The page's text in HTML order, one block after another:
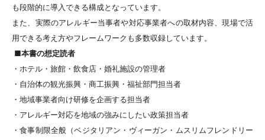
も段階的に導入できる構成となっています。
また、実際のアレルギー当事者や対応事業者への取材内容、現場で活
用できる考え方やフレームワークも多数収録しています。
■本書の想定読者
・ホテル・旅館・飲食店・婚礼施設の管理者
・自治体の観光振興・商工振興・福祉部門担当者
・地域事業者向け研修を企画する担当者
・アレルギー対応を地域の強みにしたい政策担当者
・食事制限全般（ベジタリアン・ヴィーガン・ムスリムフレンドリー